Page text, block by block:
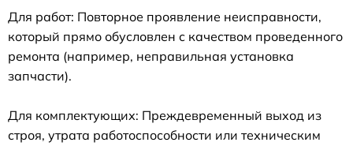
Для работ: Повторное проявление неисправности,
который прямо обусловлен с качеством проведенного
ремонта (например, неправильная установка
запчасти).
Для комплектующих: Преждевременный выход из
строя, утрата работоспособности или техническим